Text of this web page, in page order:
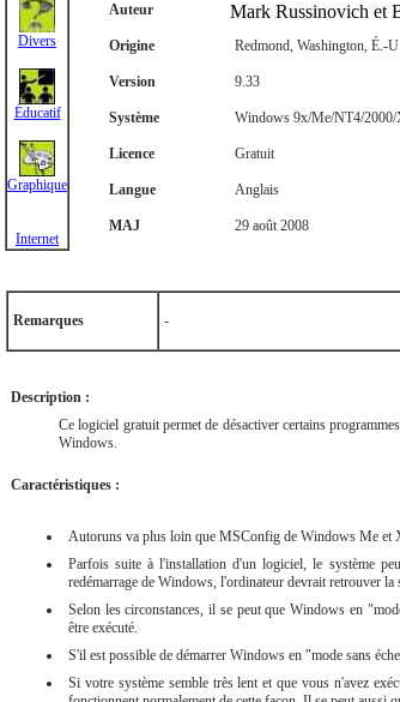
Divers
Éducatif
Graphique
Internet
Auteur Mark Russinovich et
Origine Redmond, Washington, É.-
Version 9.33
Système Windows 9x/Me/NT4/
Licence Gratuit
Langue Anglais
MAJ 29 août 2008
Remarques -
Description :
Ce logiciel gratuit permet de désactiver certains
Windows.
Caractéristiques :
Autoruns va plus loin que MSConfig de Windows Me et
Parfois suite à l'installation d'un logiciel, le système
redémarrage de Windows, l'ordinateur devrait retrouver la
Selon les circonstances, il se peut que Windows en
être exécuté.
S'il est possible de démarrer Windows en "mode sans
Si votre système semble très lent et que vous n'avez